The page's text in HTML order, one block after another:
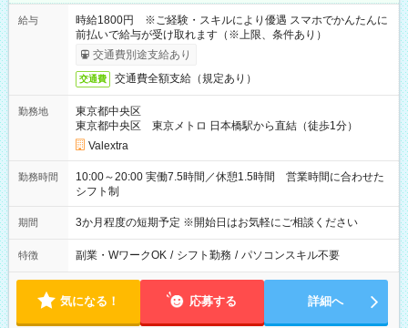
給与
時給1800円 ※ご経験・スキルにより優遇 スマホでかんたんに
前払いで給与が受け取れます（※上限、条件あり）
交通費別途支給あり
交通費 交通費全額支給（規定あり）
勤務地
東京都中央区
東京都中央区 東京メトロ 日本橋駅から直結（徒歩1分）
Valextra
勤務時間
10:00～20:00 実働7.5時間／休憩1.5時間 営業時間に合わせた
シフト制
期間 3か月程度の短期予定 ※開始日はお気軽にご相談ください
特徴 副業・WワークOK / シフト勤務 / パソコンスキル不要
気になる！ 応募する 詳細へ